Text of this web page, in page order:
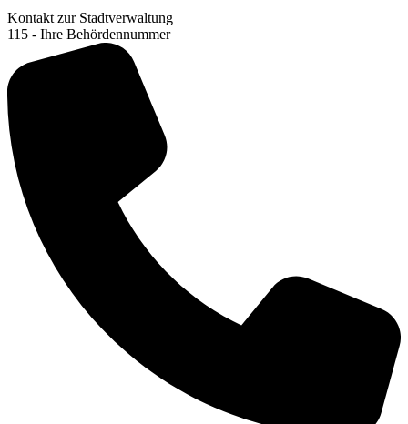
Kontakt zur Stadtverwaltung
115 - Ihre Behördennummer